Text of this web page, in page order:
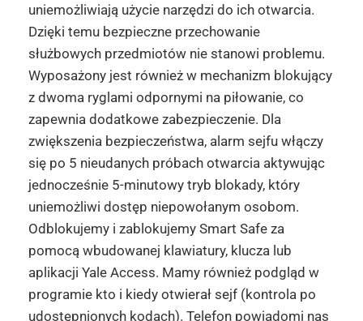
uniemożliwiają użycie narzędzi do ich otwarcia.
Dzięki temu bezpieczne przechowanie
służbowych przedmiotów nie stanowi problemu.
Wyposażony jest również w mechanizm blokujący
z dwoma ryglami odpornymi na piłowanie, co
zapewnia dodatkowe zabezpieczenie. Dla
zwiększenia bezpieczeństwa, alarm sejfu włączy
się po 5 nieudanych próbach otwarcia aktywując
jednocześnie 5-minutowy tryb blokady, który
uniemożliwi dostęp niepowołanym osobom.
Odblokujemy i zablokujemy Smart Safe za
pomocą wbudowanej klawiatury, klucza lub
aplikacji Yale Access. Mamy również podgląd w
programie kto i kiedy otwierał sejf (kontrola po
udostępnionych kodach). Telefon powiadomi nas